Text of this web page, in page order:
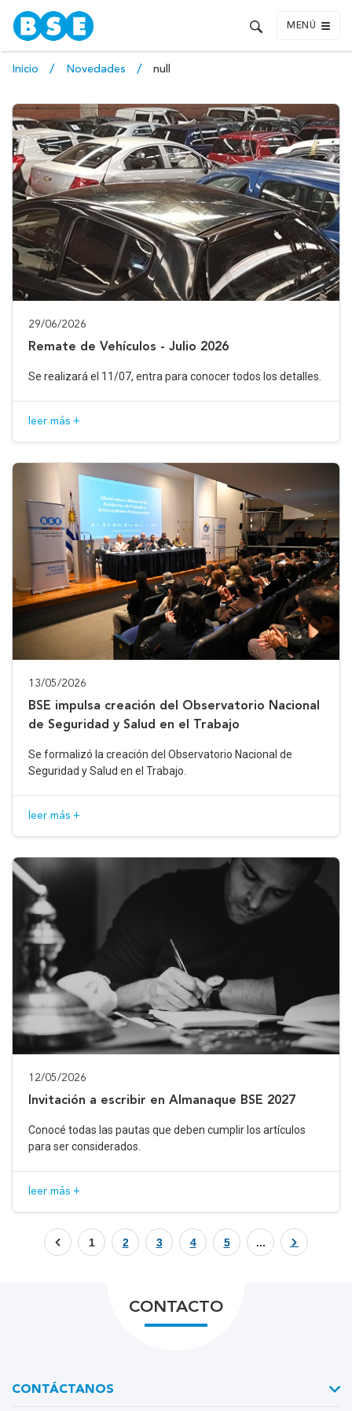
MENÚ
Inicio Novedades null
29/06/2026
Remate de Vehículos - Julio 2026
Se realizará el 11/07, entra para conocer todos los detalles.
leer más +
13/05/2026
BSE impulsa creación del Observatorio Nacional
de Seguridad y Salud en el Trabajo
Se formalizó la creación del Observatorio Nacional de
Seguridad y Salud en el Trabajo.
leer más +
12/05/2026
Invitación a escribir en Almanaque BSE 2027
Conocé todas las pautas que deben cumplir los artículos
para ser considerados.
leer más +
1 2 3 4 5 ...
CONTACTO
CONTÁCTANOS